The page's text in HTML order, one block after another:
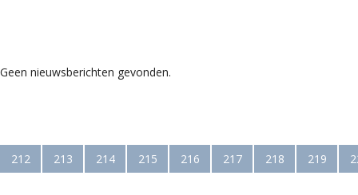
Geen nieuwsberichten gevonden.
212 213 214 215 216 217 218 219